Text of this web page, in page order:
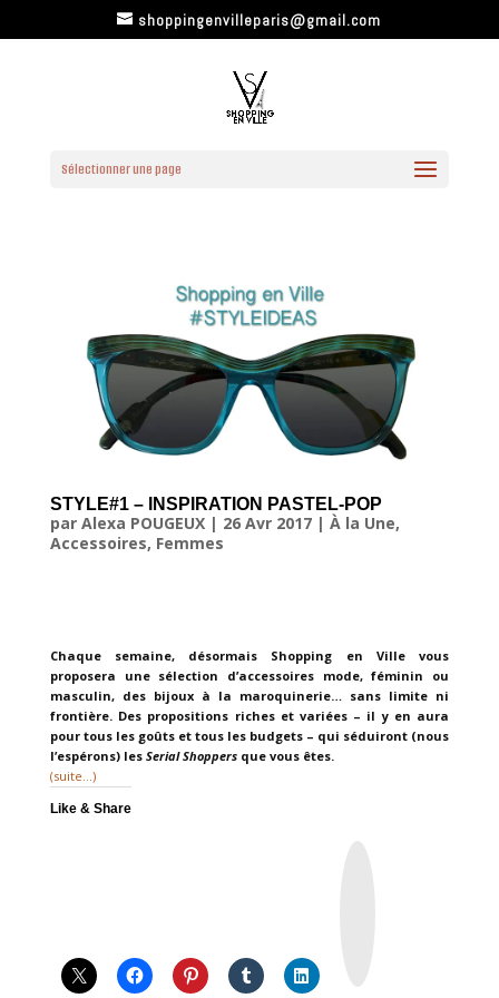
shoppingenvilleparis@gmail.com
Sélectionner une page
STYLE#1 – INSPIRATION PASTEL-POP
par Alexa POUGEUX| 26 Avr 2017| À la Une,
Accessoires, Femmes
Chaque semaine, désormais Shopping en Ville vous
proposera une sélection d’accessoires mode, féminin ou
masculin, des bijoux à la maroquinerie… sans limite ni
frontière. Des propositions riches et variées – il y en aura
pour tous les goûts et tous les budgets – qui séduiront (nous
l’espérons) les Serial Shoppersque vous êtes.
(suite…)
Like & Share